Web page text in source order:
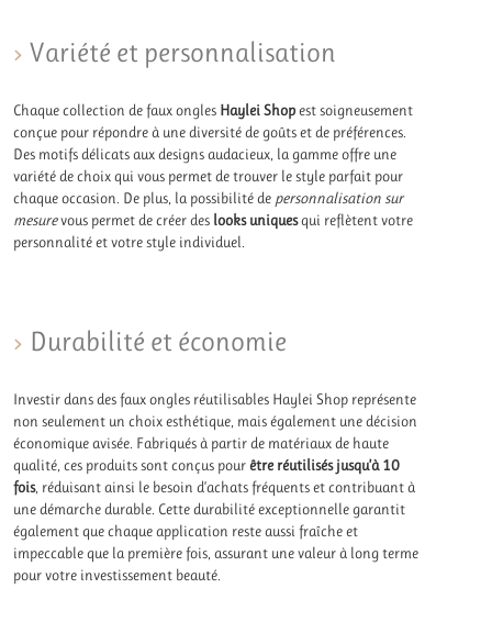
Variété et personnalisation
Chaque collection de faux ongles Haylei Shopest soigneusement
conçue pour répondre à une diversité de goûts et de préférences.
Des motifs délicats aux designs audacieux, la gamme offre une
variété de choix qui vous permet de trouver le style parfait pour
chaque occasion. De plus, la possibilité de personnalisation sur
mesurevous permet de créer des looks uniquesqui reflètent votre
personnalité et votre style individuel.
Durabilité et économie
Investir dans des faux ongles réutilisables Haylei Shop représente
non seulement un choix esthétique, mais également une décision
économique avisée. Fabriqués à partir de matériaux de haute
qualité, ces produits sont conçus pourêtre réutilisés jusqu’à 10
fois, réduisant ainsi le besoin d’achats fréquents et contribuant à
une démarche durable. Cette durabilité exceptionnelle garantit
également que chaque application reste aussi fraîche et
impeccable que la première fois, assurant une valeur à long terme
pour votre investissement beauté.